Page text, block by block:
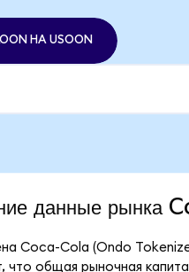
НА USOON
данные
Coca-Cola (Ondo
что общая рыночная